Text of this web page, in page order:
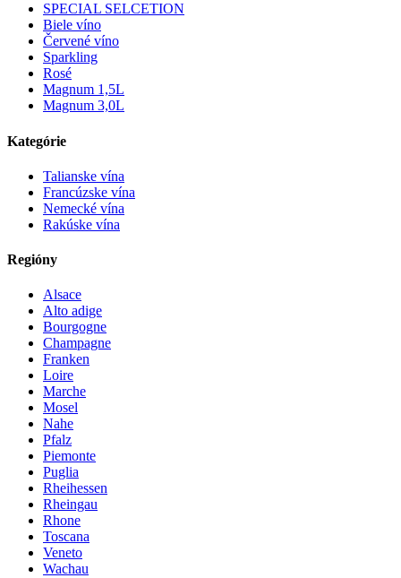
SPECIAL SELCETION
Biele víno
Červené víno
Sparkling
Rosé
Magnum 1,5L
Magnum 3,0L
Kategórie
Talianske vína
Francúzske vína
Nemecké vína
Rakúske vína
Regióny
Alsace
Alto adige
Bourgogne
Champagne
Franken
Loire
Marche
Mosel
Nahe
Pfalz
Piemonte
Puglia
Rheihessen
Rheingau
Rhone
Toscana
Veneto
Wachau